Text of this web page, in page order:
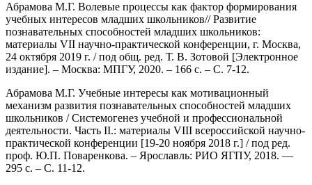
Абрамова М.Г. Волевые процессы как фактор формирования
учебных интересов младших школьников// Развитие
познавательных способностей младших школьников:
материалы VII научно-практической конференции, г. Москва,
24 октября 2019 г. / под общ. ред. Т. В. Зотовой [Электронное
издание]. – Москва: МПГУ, 2020. – 166 с. – С. 7-12.
Абрамова М.Г. Учебные интересы как мотивационный
механизм развития познавательных способностей младших
школьников / Системогенез учебной и профессиональной
деятельности. Часть II.: материалы VIII всероссийской научно-
практической конференции [19-20 ноября 2018 г.] / под ред.
проф. Ю.П. Поваренкова. – Ярославль: РИО ЯГПУ, 2018. —
295 с. – С. 11-12.